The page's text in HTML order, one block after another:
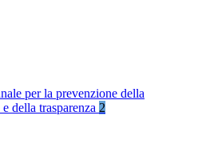
per la prevenzione della
della trasparenza 2